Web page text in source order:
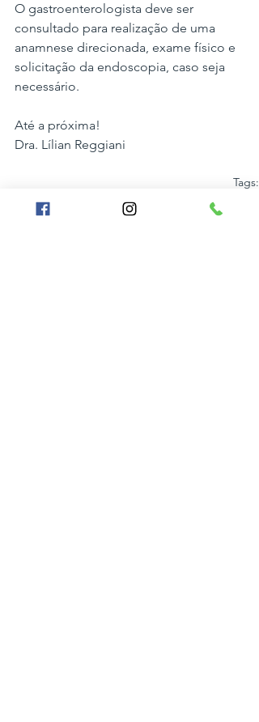
O gastroenterologista deve ser
consultado para realização de uma
anamnese direcionada, exame físico e
solicitação da endoscopia, caso seja
necessário.
Até a próxima!
Dra. Lílian Reggiani
Tags:
endoscopia gastrite nervosa
Gastroenterologia